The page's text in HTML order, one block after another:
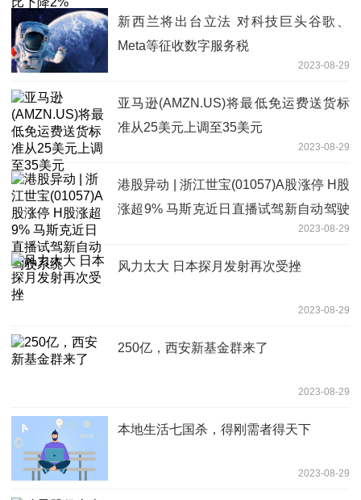
新西兰将出台立法 对科技巨头谷歌、
Meta等征收数字服务税
2023-08-29
亚马逊(AMZN.US)将最低免运费送货标
准从25美元上调至35美元
2023-08-29
港股异动 | 浙江世宝(01057)A股涨停 H股
涨超9% 马斯克近日直播试驾新自动驾驶
2023-08-29
风力太大 日本探月发射再次受挫
2023-08-29
250亿，西安新基金群来了
2023-08-29
本地生活七国杀，得刚需者得天下
2023-08-29